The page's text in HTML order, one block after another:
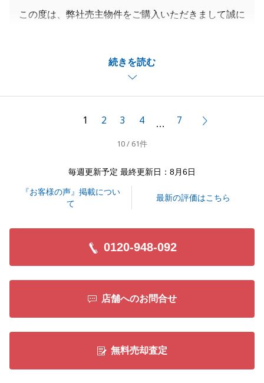
続きを読む
この度は、弊社売主物件をご購入いただきまして誠に
現在は建物の設計中だと思いますが、素敵なお宅が完
成することを弊社一同願っております。
Ｋ様からいただいたご指摘につきましては今後のお取
その他にもご相談事がございましたらお気軽にお申し
付けください。
今後とも、どうぞよろしくお願いします。
1 2 3 4 … 7
10 / 61件
毎週更新予定 最終更新日：8月6日
『お客様の声』掲載につい
て
最新の評価はこちら
0120-948-092
店舗へのお問合せ
無料売却査定